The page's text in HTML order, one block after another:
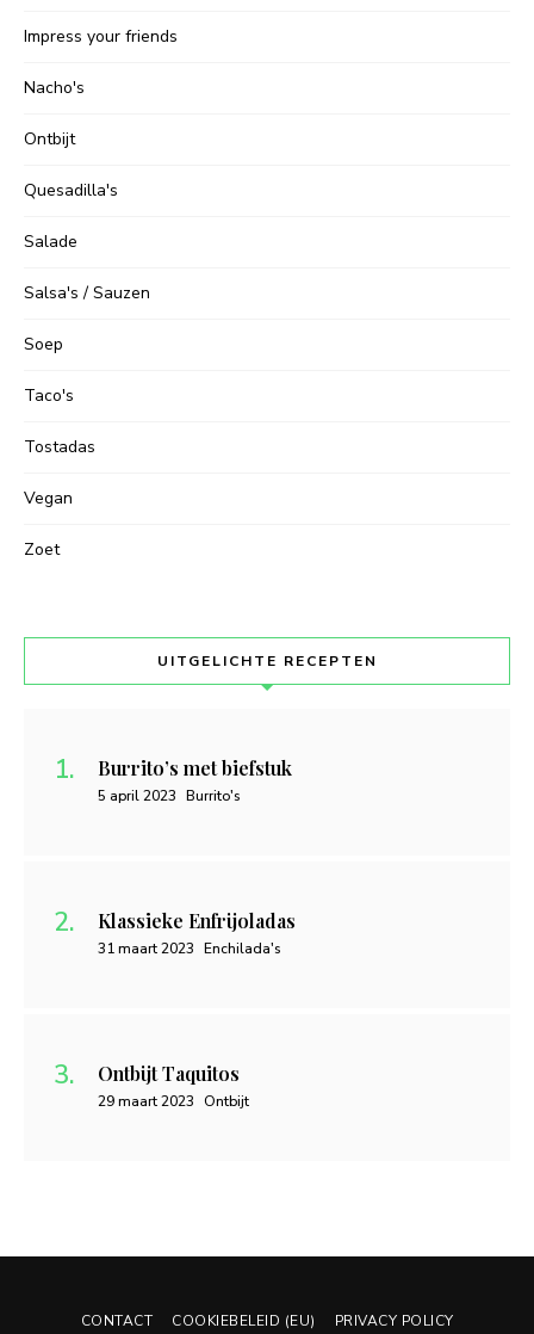
Impress your friends
Nacho's
Ontbijt
Quesadilla's
Salade
Salsa's / Sauzen
Soep
Taco's
Tostadas
Vegan
Zoet
UITGELICHTE RECEPTEN
Burrito’s met biefstuk
5 april 2023 Burrito's
Klassieke Enfrijoladas
31 maart 2023 Enchilada's
Ontbijt Taquitos
29 maart 2023 Ontbijt
CONTACT COOKIEBELEID (EU) PRIVACY POLICY